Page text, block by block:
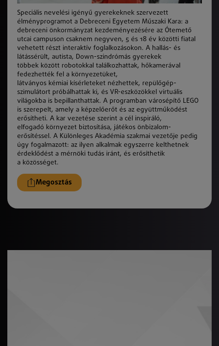
Speciális nevelési igényű gyerekeknek szervezett
élményprogramot a Debreceni Egyetem Műszaki Kara: a
debreceni önkormányzat kezdeményezésére az Ótemető
utcai campuson csaknem negyven, 5 és 18 év közötti fiatal
vehetett részt interaktív foglalkozásokon. A hallás- és
látássérült, autista, Down-szindrómás gyerekek
többek között robotokkal találkozhattak, hőkamerával
fedezhetté k fel a környezetüket,
látványos kémiai kísérleteket nézhettek, repülőgép-
szimulátort próbálhattak ki, és VR-eszközökkel virtuális
világokba is bepillanthattak. A programban városépítő LEGO
is szerepelt, amely a képzelőerőt és az együttmű ködést
erősítheti. A kar vezetése szerint a cél inspiráló,
elfogadó környezet biztosítása, játékos önbizalom-
erősítéssel. A Különleges Akadémia szakmai vezetője pedig
úgy fogalmazott: az ilyen alkalmak egyszerre kelthetnek
érdeklődést a mérnöki tudás iránt, és erősíthetik
a közösséget.
Megosztás